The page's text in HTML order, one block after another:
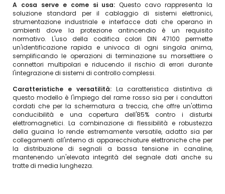
A cosa serve e come si usa:Questo cavo rappresenta la
soluzione standard per il cablaggio di sistemi elettronici,
strumentazione industriale e interfacce dati che operano in
ambienti dove la protezione antincendio è un requisito
normativo. L'uso della codifica colori DIN 47100 permette
un'identificazione rapida e univoca di ogni singola anima,
semplificando le operazioni di terminazione su morsettiere o
connettori multipolari e riducendo il rischio di errori durante
l'integrazione di sistemi di controllo complessi.
Caratteristiche e versatilità: La caratteristica distintiva di
questo modello è l'impiego del rame rosso sia per i conduttori
cordati che per la schermatura a treccia, che offre un'ottima
conducibilità e una copertura dell'85% contro i disturbi
elettromagnetici. La combinazione di flessibilità e robustezza
della guaina lo rende estremamente versatile, adatto sia per
collegamenti all'interno di apparecchiature elettroniche che per
la distribuzione di segnali a bassa tensione in canaline,
mantenendo un'elevata integrità del segnale dati anche su
tratte di media lunghezza.